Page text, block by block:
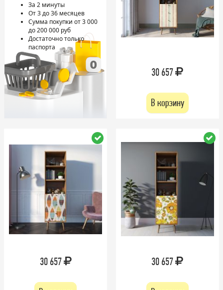
За 2 минуты
От 3 до 36 месяцев
Сумма покупки от 3 000
до 200 000 руб
Достаточно только
паспорта
30 657
В корзину
30 657 30 657